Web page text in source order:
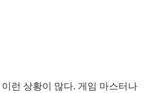
런 상황이 많다. 게임 마스터나